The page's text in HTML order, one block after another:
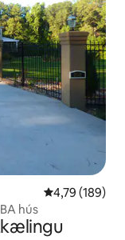
4,79 af 5 í
4,79 (189)
hús